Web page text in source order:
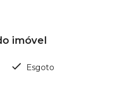
imóvel
Esgoto